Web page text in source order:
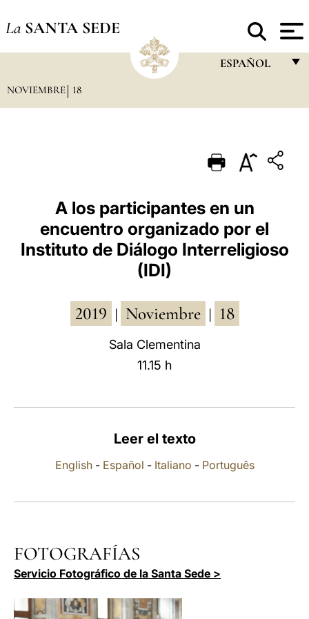
La SANTA SEDE
ESPAÑOL
PORTUGUÊS
DEUTSCH
POLSKI
中文
NOVIEMBRE 18
A los participantes en un
encuentro organizado por el
Instituto de Diálogo Interreligioso
(IDI)
2019 Noviembre 18
Sala Clementina
11.15 h
Leer el texto
English- Español - Italiano - Português
FOTOGRAFÍAS
Servicio Fotográfico de la Santa Sede >